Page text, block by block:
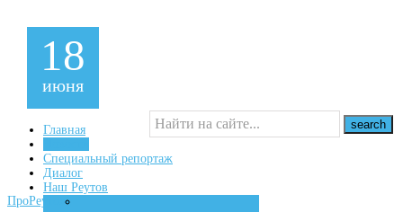
16+
ПроРеутов
Главная
Специальный репортаж
Диалог
Наш Реутов
18
июня